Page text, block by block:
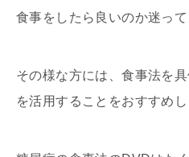
食事をしたら良いのか迷っ
その様な方には、食事法を
を活用することをおすすめし